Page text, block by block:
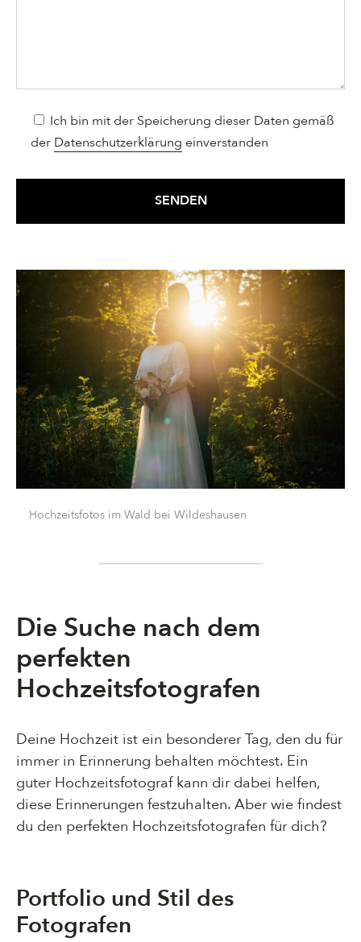
Ich bin mit der Speicherung dieser Daten gemäß
der Datenschutzerklärung einverstanden
Hochzeitsfotos im Wald bei Wildeshausen
Die Suche nach dem
perfekten
Hochzeitsfotografen
Deine Hochzeit ist ein besonderer Tag, den du für
immer in Erinnerung behalten möchtest. Ein
guter Hochzeitsfotograf kann dir dabei helfen,
diese Erinnerungen festzuhalten. Aber wie findest
du den perfekten Hochzeitsfotografen für dich?
Portfolio und Stil des
Fotografen